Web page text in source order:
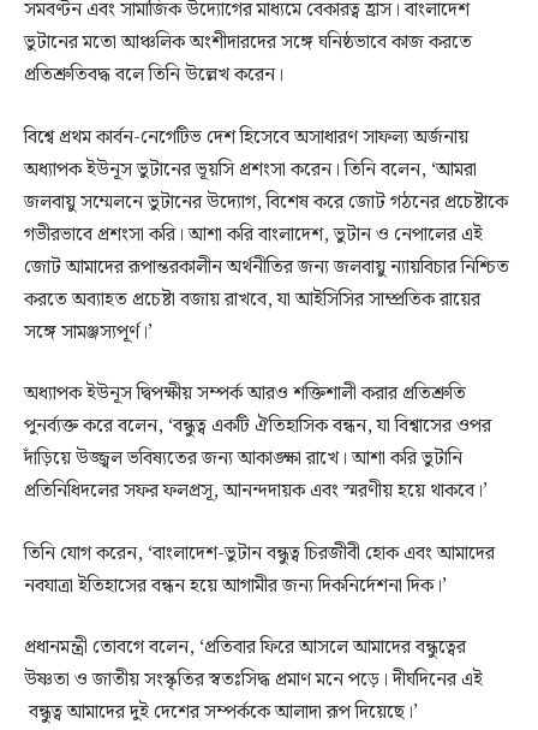
সমবণ্টন এবং সামাজিক উদ্যোগের মাধ্যমে বেকারত্ব হ্রাস। বাংলাদেশ
ভুটানের মতো আঞ্চলিক অংশীদারদের সঙ্গে ঘনিষ্ঠভাবে কাজ করতে
প্রতিশ্রুতিবদ্ধ বলে তিনি উল্লেখ করেন।
বিশ্বে প্রথম কার্বন-নেগেটিভ দেশ হিসেবে অসাধারণ সাফল্য অর্জনায়
অধ্যাপক ইউনূস ভুটানের ভূয়সি প্রশংসা করেন। তিনি বলেন, ‘আমরা
জলবায়ু সম্মেলনে ভুটানের উদ্যোগ, বিশেষ করে জোট গঠনের প্রচেষ্টাকে
গভীরভাবে প্রশংসা করি। আশা করি বাংলাদেশ, ভুটান ও নেপালের এই
জোট আমাদের রূপান্তরকালীন অর্থনীতির জন্য জলবায়ু ন্যায়বিচার নিশ্চিত
করতে অব্যাহত প্রচেষ্টা বজায় রাখবে, যা আইসিসির সাম্প্রতিক রায়ের
সঙ্গে সামঞ্জস্যপূর্ণ।’
অধ্যাপক ইউনূস দ্বিপক্ষীয় সম্পর্ক আরও শক্তিশালী করার প্রতিশ্রুতি
পুনর্ব্যক্ত করে বলেন, ‘বন্ধুত্ব একটি ঐতিহাসিক বন্ধন, যা বিশ্বাসের ওপর
দাঁড়িয়ে উজ্জ্বল ভবিষ্যতের জন্য আকাঙ্ক্ষা রাখে। আশা করি ভুটানি
প্রতিনিধিদলের সফর ফলপ্রসূ, আনন্দদায়ক এবং স্মরণীয় হয়ে থাকবে।’
তিনি যোগ করেন, ‘বাংলাদেশ-ভুটান বন্ধুত্ব চিরজীবী হোক এবং আমাদের
নবযাত্রা ইতিহাসের বন্ধন হয়ে আগামীর জন্য দিকনির্দেশনা দিক।’
প্রধানমন্ত্রী তোবগে বলেন, ‘প্রতিবার ফিরে আসলে আমাদের বন্ধুত্বের
উষ্ণতা ও জাতীয় সংস্কৃতির স্বতঃসিদ্ধ প্রমাণ মনে পড়ে। দীর্ঘদিনের এই
বন্ধুত্ব আমাদের দুই দেশের সম্পর্ককে আলাদা রূপ দিয়েছে।’